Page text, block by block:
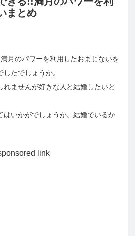
まとめ
月のパワーを利用したおまじないを
たでしょうか。
れませんが好きな人と結婚したいと
はいかがでしょうか。結婚でいるか
link